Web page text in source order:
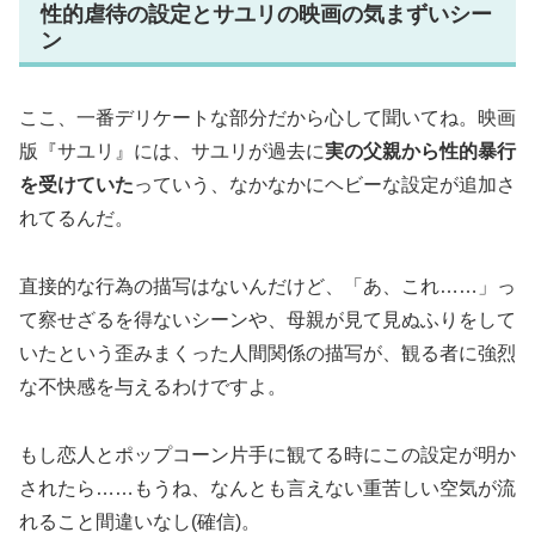
性的虐待の設定とサユリの映画の気まずいシー
ン
ここ、一番デリケートな部分だから心して聞いてね。映画
版『サユリ』には、サユリが過去に実の父親から性的暴行
を受けていたっていう、なかなかにヘビーな設定が追加さ
れてるんだ。
直接的な行為の描写はないんだけど、「あ、これ……」っ
て察せざるを得ないシーンや、母親が見て見ぬふりをして
いたという歪みまくった人間関係の描写が、観る者に強烈
な不快感を与えるわけですよ。
もし恋人とポップコーン片手に観てる時にこの設定が明か
されたら……もうね、なんとも言えない重苦しい空気が流
れること間違いなし(確信)。